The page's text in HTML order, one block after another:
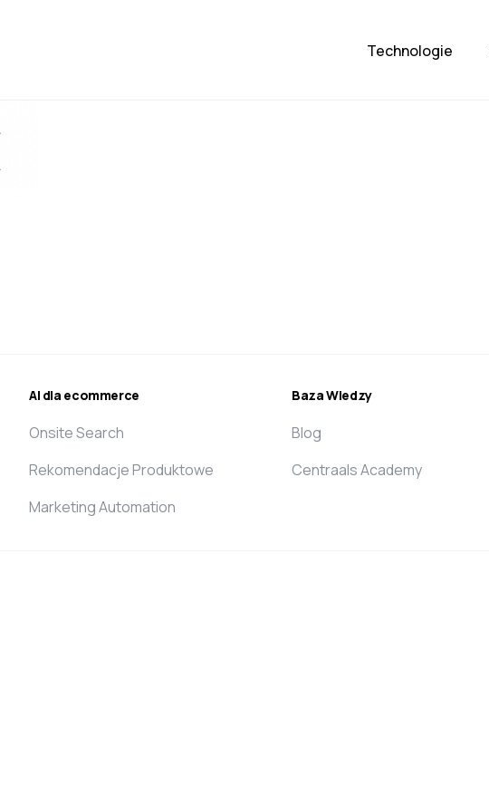
Technologie
AI dla ecommerce
Onsite Search
Rekomendacje Produktowe
Marketing Automation
Baza Wiedzy
Blog
Centraals Academy